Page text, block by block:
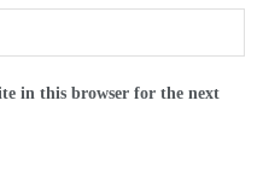
in this browser for the next